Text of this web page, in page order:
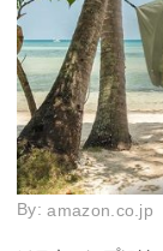
By:amazon.co.jp